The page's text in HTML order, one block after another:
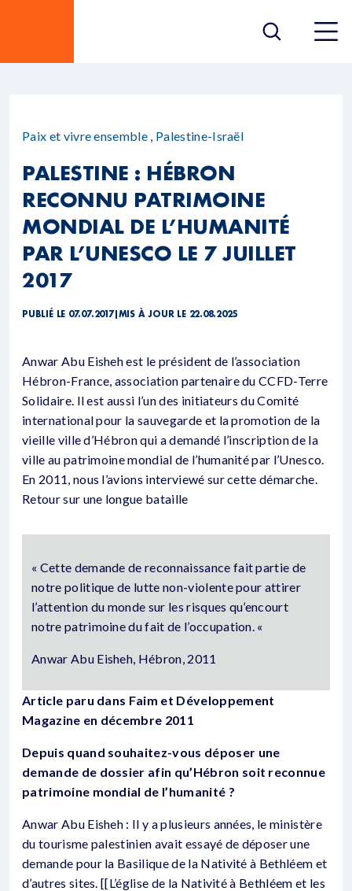
Paix et vivre ensemble , Palestine-Israël
PALESTINE : HÉBRON
RECONNU PATRIMOINE
MONDIAL DE L’HUMANITÉ
PAR L’UNESCO LE 7 JUILLET
2017
PUBLIÉ LE 07.07.2017| MIS À JOUR LE 22.08.2025
Anwar Abu Eisheh est le président de l’association
Hébron-France, association partenaire du CCFD-Terre
Solidaire. Il est aussi l’un des initiateurs du Comité
international pour la sauvegarde et la promotion de la
vieille ville d’Hébron qui a demandé l’inscription de la
ville au patrimoine mondial de l’humanité par l’Unesco.
En 2011, nous l’avions interviewé sur cette démarche.
Retour sur une longue bataille
« Cette demande de reconnaissance fait partie de
notre politique de lutte non-violente pour attirer
l’attention du monde sur les risques qu’encourt
notre patrimoine du fait de l’occupation. «
Anwar Abu Eisheh, Hébron, 2011
Article paru dans Faim et Développement
Magazine en décembre 2011
Depuis quand souhaitez-vous déposer une
demande de dossier afin qu’Hébron soit reconnue
patrimoine mondial de l’humanité ?
Anwar Abu Eisheh : Il y a plusieurs années, le ministère
du tourisme palestinien avait essayé de déposer une
demande pour la Basilique de la Nativité à Bethléem et
d’autres sites. [[L’église de la Nativité à Bethléem et les